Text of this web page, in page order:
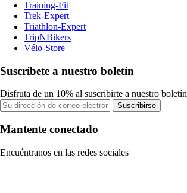
Training-Fit
Trek-Expert
Triathlon-Expert
TripNBikers
Vélo-Store
Suscríbete a nuestro boletín
Disfruta de un 10% al suscribirte a nuestro boletín
Suscribirse
Mantente conectado
Encuéntranos en las redes sociales